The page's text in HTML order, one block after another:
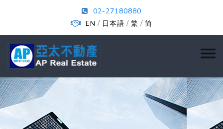
02-27180880
EN / 日本語 / 繁 / 简